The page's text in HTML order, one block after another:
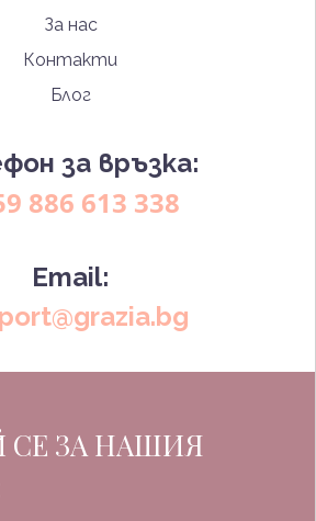
За нас
Контакти
Блог
за връзка:
886 613 338
Email:
СЕ ЗА НАШИЯ